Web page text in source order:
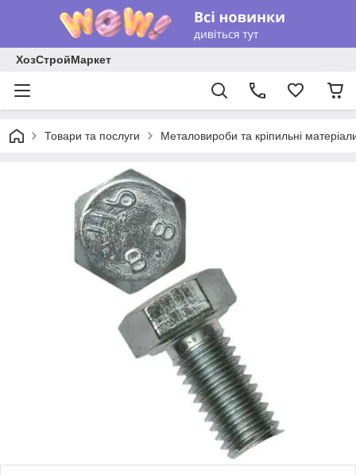
ХозСтройМаркет
Товари та послуги Металовироби та кріпильні